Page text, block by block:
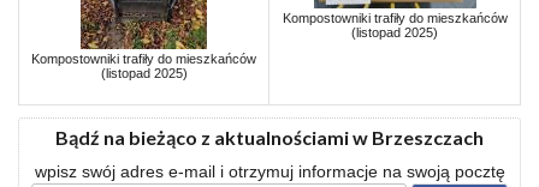
Kompostowniki trafiły do mieszkańców
(listopad 2025)
Kompostowniki trafiły do mieszkańców
(listopad 2025)
Bądź na bieżąco z aktualnościami w Brzeszczach
wpisz swój adres e-mail i otrzymuj informacje na swoją pocztę